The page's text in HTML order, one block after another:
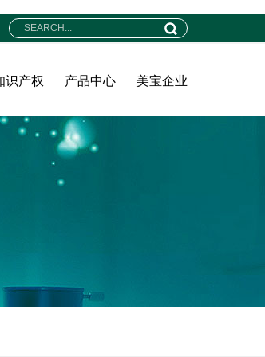
识产权 产品中心 美宝企业